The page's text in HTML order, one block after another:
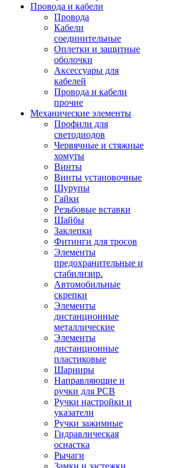
Провода и кабели
Провода
Кабели
соединительные
Оплетки и защитные
оболочки
Аксессуары для
кабелей
Провода и кабели
прочие
Механические элементы
Профили для
светодиодов
Червячные и стяжные
хомуты
Винты
Винты установочные
Шурупы
Гайки
Резьбовые вставки
Шайбы
Заклепки
Фитинги для тросов
Элементы
предохранительные и
стабилизир.
Автомобильные
скрепки
Элементы
дистанционные
металлические
Элементы
дистанционные
пластиковые
Шарниры
Направляющие и
ручки для PCB
Ручки настройки и
указатели
Ручки зажимные
Гидравлическая
оснастка
Рычаги
Замки и застежки